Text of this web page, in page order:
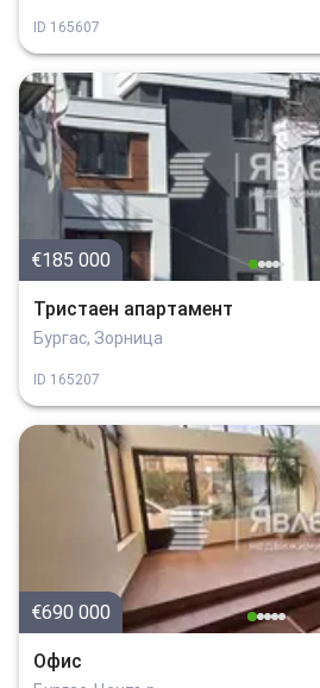
ID 165607
€185 000
Тристаен апартамент
Бургас, Зорница
ID 165207
€690 000
Офис